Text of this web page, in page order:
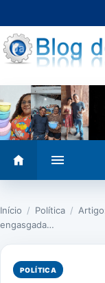
para
o
conteúdo
menu
Início / Política /
engasgada…
POLÍTICA